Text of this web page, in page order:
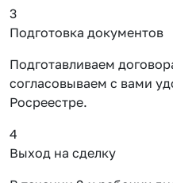
3
Подготовка документов
Подготавливаем
согласовываем с вами
Росреестре.
4
Выход на сделку